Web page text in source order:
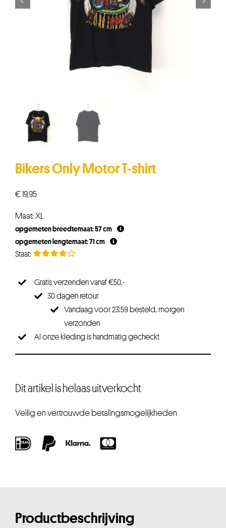
Bikers Only Motor T-shirt
€19,95
Maat: XL
opgemeten breedtemaat: 57 cm
opgemeten lengtemaat: 71 cm
Gratis verzenden vanaf €50,-
30 dagen retour
Vandaag voor 23:59 besteld, morgen
verzonden
Al onze kleding is handmatig gecheckt
Dit artikel is helaas uitverkocht
Veilig en vertrouwde betalingsmogelijkheden
Productbeschrijving